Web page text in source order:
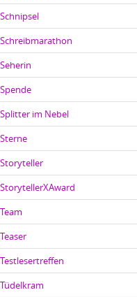
Schnipsel
Schreibmarathon
Seherin
Spende
Splitter im Nebel
Sterne
Storyteller
StorytellerXAward
Team
Teaser
Testlesertreffen
Tüdelkram